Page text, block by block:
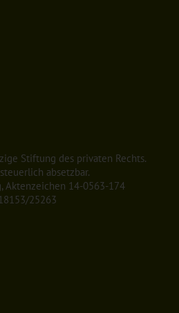
Stiftung des privaten Rechts.
absetzbar.
Aktenzeichen 14-0563-174
25263